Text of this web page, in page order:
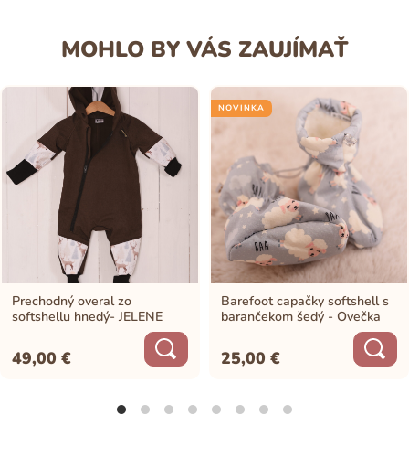
MOHLO BY VÁS ZAUJÍMAŤ
Prechodný overal zo
softshellu hnedý- JELENE
49,00€
NOVINKA
Barefoot capačky softshell s
barančekom šedý - Ovečka
25,00€